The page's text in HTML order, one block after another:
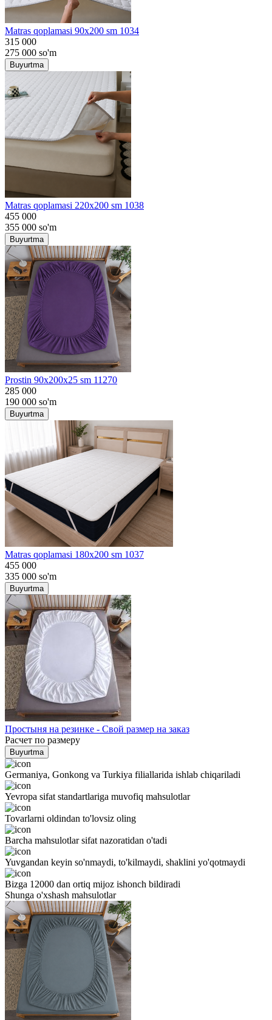
Matras qoplamasi 90x200 sm 1034
315 000
275 000 so'm
Buyurtma
Matras qoplamasi 220x200 sm 1038
455 000
355 000 so'm
Buyurtma
Prostin 90x200x25 sm 11270
285 000
190 000 so'm
Buyurtma
Matras qoplamasi 180x200 sm 1037
455 000
335 000 so'm
Buyurtma
Простыня на резинке - Свой размер на заказ
Расчет по размеру
Buyurtma
Germaniya, Gonkong va Turkiya filiallarida ishlab chiqariladi
Yevropa sifat standartlariga muvofiq mahsulotlar
Tovarlarni oldindan to'lovsiz oling
Barcha mahsulotlar sifat nazoratidan o'tadi
Yuvgandan keyin so'nmaydi, to'kilmaydi, shaklini yo'qotmaydi
Bizga 12000 dan ortiq mijoz ishonch bildiradi
Shunga o'xshash mahsulotlar